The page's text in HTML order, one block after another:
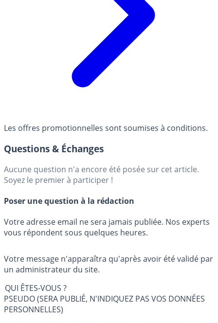
Les offres promotionnelles sont soumises à conditions.
Questions & Échanges
Aucune question n'a encore été posée sur cet article.
Soyez le premier à participer !
Poser une question à la rédaction
Votre adresse email ne sera jamais publiée. Nos experts
vous répondent sous quelques heures.
Votre message n'apparaîtra qu'après avoir été validé par
un administrateur du site.
QUI ÊTES-VOUS ?
PSEUDO (SERA PUBLIÉ, N'INDIQUEZ PAS VOS DONNÉES
PERSONNELLES)